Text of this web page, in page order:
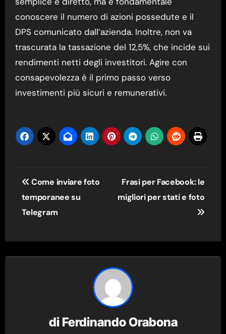
conoscere il numero di azioni possedute e il
DPS comunicato dall’azienda. Inoltre, non va
trascurata la tassazione del 12,5%, che incide sui
rendimenti netti degli investitori. Agire con
consapevolezza è il primo passo verso
investimenti più sicuri e remunerativi.
Navigazione
articoli
Come inviare foto
temporanee su
Telegram
Frasi per Facebook: le
migliori per stati e foto
di Ferdinando Orabona